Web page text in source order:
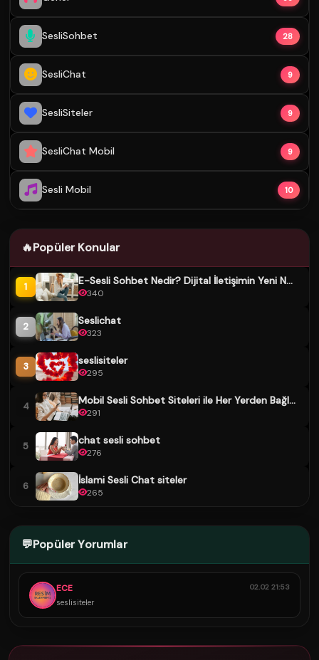
SesliSohbet 28
SesliChat 9
SesliSiteler 9
SesliChat Mobil 9
Sesli Mobil 10
🔥Popüler Konular
1 E-Sesli Sohbet Nedir? Dijital İletişimin Yeni N...
340
2 Seslichat
323
3 seslisiteler
295
4 Mobil Sesli Sohbet Siteleri ile Her Yerden Bağl...
291
5 chat sesli sohbet
276
6 İslami Sesli Chat siteler
265
💬Popüler Yorumlar
ECE
seslisiteler
02.02 21:53